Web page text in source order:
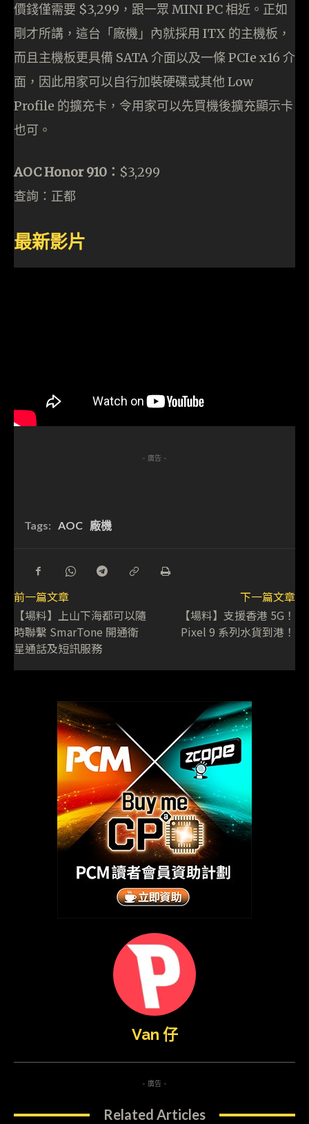
價錢僅需要 $3,299，跟一眾 MINI PC 相近。正如
剛才所講，這台「廠機」內就採用 ITX 的主機板，
而且主機板更具備 SATA 介面以及一條 PCIe x16 介
面，因此用家可以自行加裝硬碟或其他 Low
Profile 的擴充卡，令用家可以先買機後擴充顯示卡
也可。
AOC Honor 910： $3,299
查詢：正都
最新影片
- 廣告 -
Tags: AOC 廠機
前一篇文章
【場料】上山下海都可以隨
時聯繫 SmarTone 開通衛
星通話及短訊服務
下一篇文章
【場料】支援香港 5G！
Pixel 9 系列水貨到港！
Van 仔
- 廣告 -
Related Articles